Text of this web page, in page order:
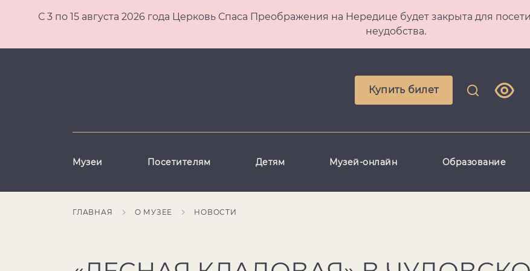
С 3 по 15 августа 2026 года Церковь Спаса Преображения на Нередице будет закрыта для
неудобства.
Купить билет
Музеи Посетителям Детям Музей-онлайн Образование
ГЛАВНАЯ О МУЗЕЕ НОВОСТИ